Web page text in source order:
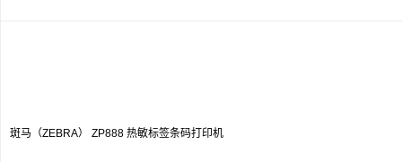
斑马（ZEBRA） ZP888 热敏标签条码打印机